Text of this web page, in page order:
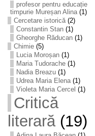
profesor pentru educație
timpurie Mureșan Alina(1)
Cercetare istorică(2)
Constantin Stan(1)
Gheorghe Răducan(1)
Chimie(5)
Lucia Moroșan(1)
Maria Tudorache(1)
Nadia Breazu(1)
Udrea Maria Elena(1)
Violeta Maria Cercel (1)
Critică
literară(19)